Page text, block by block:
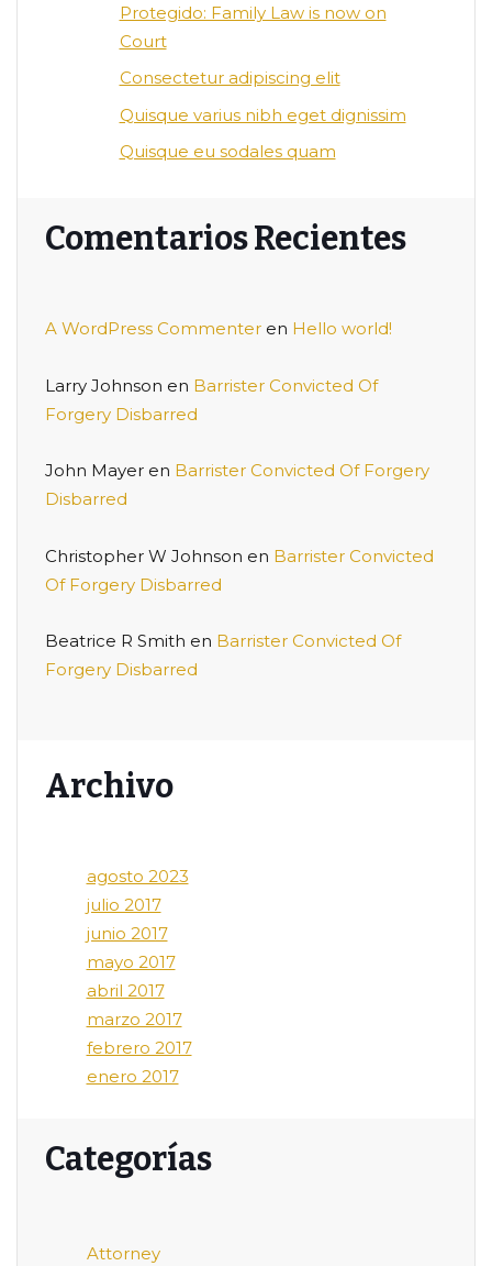
Protegido: Family Law is now on
Court
Consectetur adipiscing elit
Quisque varius nibh eget dignissim
Quisque eu sodales quam
Comentarios Recientes
A WordPress Commenter en Hello world!
Larry Johnson en Barrister Convicted Of
Forgery Disbarred
John Mayer en Barrister Convicted Of Forgery
Disbarred
Christopher W Johnson en Barrister Convicted
Of Forgery Disbarred
Beatrice R Smith en Barrister Convicted Of
Forgery Disbarred
Archivo
agosto 2023
julio 2017
junio 2017
mayo 2017
abril 2017
marzo 2017
febrero 2017
enero 2017
Categorías
Attorney